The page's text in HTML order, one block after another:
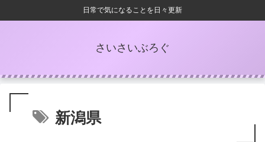
日常で気になることを日々更新
さいさいぶろぐ
新潟県